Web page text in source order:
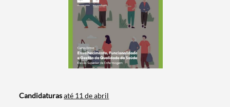
Candidaturasaté 11 de abril